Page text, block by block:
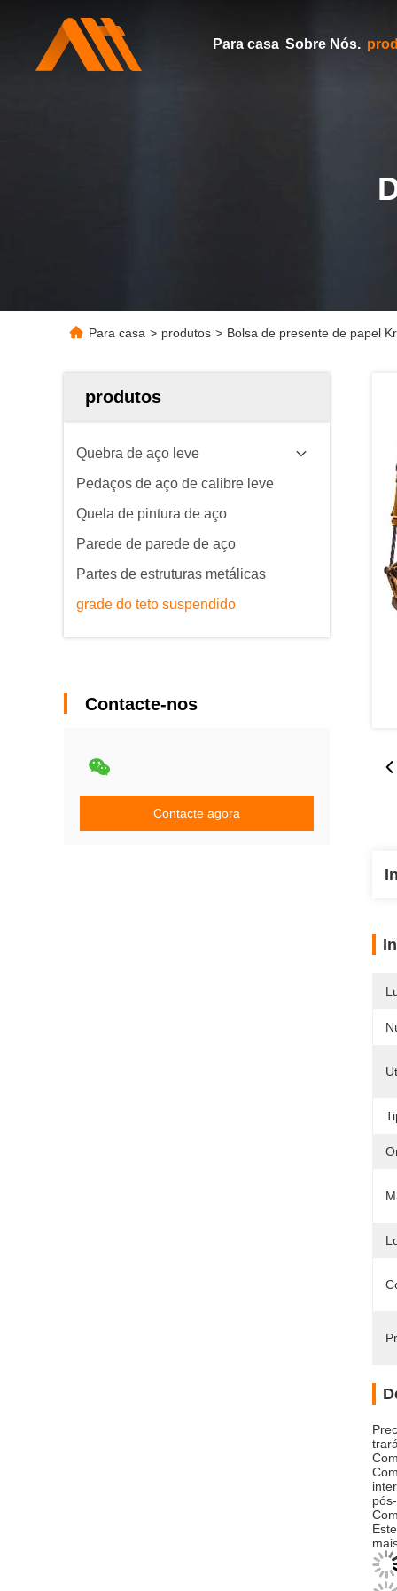
Para casa Sobre Nós.
Para casa > produtos > Bolsa de presente de papel
produtos
Quebra de aço leve
Pedaços de aço de calibre leve
Quela de pintura de aço
Parede de parede de aço
Partes de estruturas metálicas
grade do teto suspendido
Contacte-nos
Contacte agora